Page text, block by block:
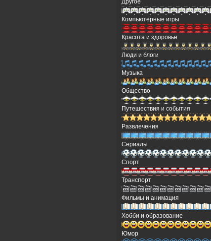
Другое
Компьютерные игры
Красота и здоровье
Люди и блоги
Музыка
Общество
Путешествия и события
Развлечения
Сериалы
Спорт
Транспорт
Фильмы и анимация
Хобби и образование
Юмор